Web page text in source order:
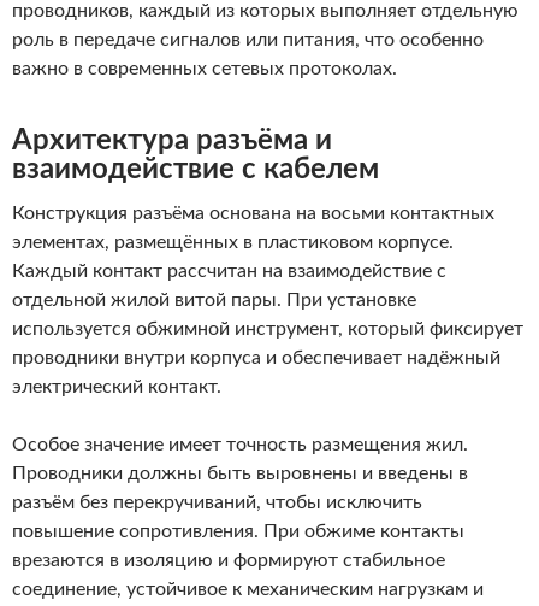
проводников, каждый из которых выполняет отдельную
роль в передаче сигналов или питания, что особенно
важно в современных сетевых протоколах.
Архитектура разъёма и
взаимодействие с кабелем
Конструкция разъёма основана на восьми контактных
элементах, размещённых в пластиковом корпусе.
Каждый контакт рассчитан на взаимодействие с
отдельной жилой витой пары. При установке
используется обжимной инструмент, который фиксирует
проводники внутри корпуса и обеспечивает надёжный
электрический контакт.
Особое значение имеет точность размещения жил.
Проводники должны быть выровнены и введены в
разъём без перекручиваний, чтобы исключить
повышение сопротивления. При обжиме контакты
врезаются в изоляцию и формируют стабильное
соединение, устойчивое к механическим нагрузкам и